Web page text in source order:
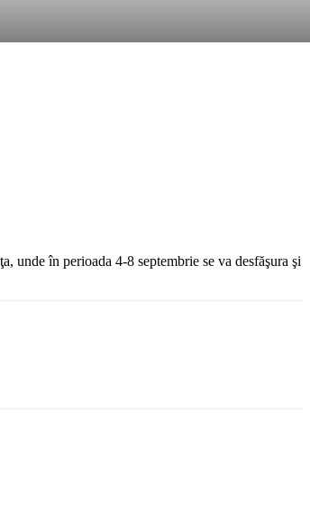
unde în perioada 4-8 septembrie se va desfăşura şi